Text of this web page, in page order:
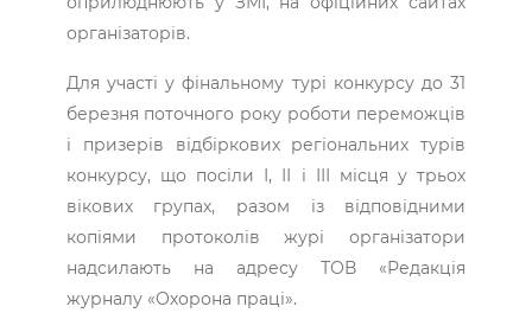
організаторів.
Для участі у фінальному турі конкурсу до 31
березня поточного року роботи переможців
і призерів відбіркових регіональних турів
конкурсу, що посіли І, ІІ і ІІІ місця у трьох
вікових групах, разом із відповідними
копіями протоколів журі організатори
надсилають на адресу ТОВ «Редакція
журналу «Охорона праці».